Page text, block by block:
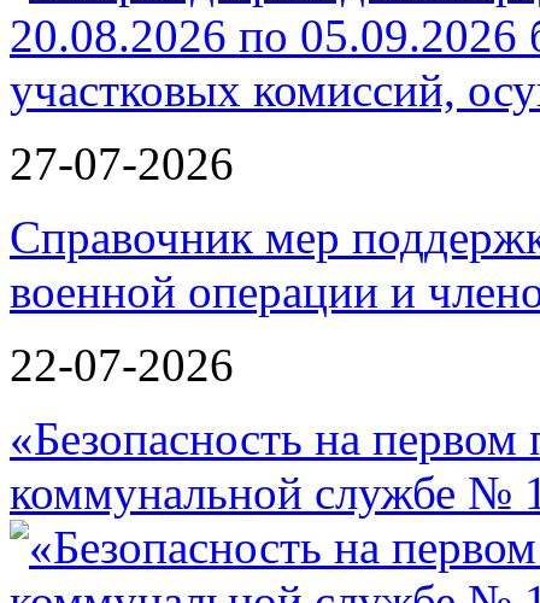
27-07-2026
Справочник мер
военной операции и
22-07-2026
«Безопасность на
коммунальной службе №